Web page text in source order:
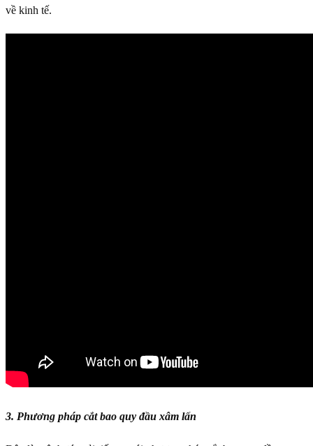
về kinh tế.
3. Phương pháp cắt bao quy đầu xâm lấn